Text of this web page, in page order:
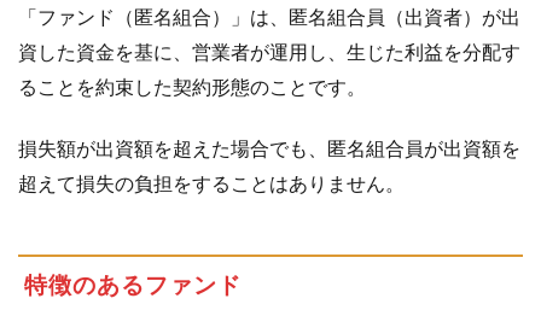
つ
い
「ファンド（匿名組合）」は、匿名組合員（出資者）が出
資した資金を基に、営業者が運用し、生じた利益を分配す
ることを約束した契約形態のことです。
損失額が出資額を超えた場合でも、匿名組合員が出資額を
超えて損失の負担をすることはありません。
特徴のあるファンド